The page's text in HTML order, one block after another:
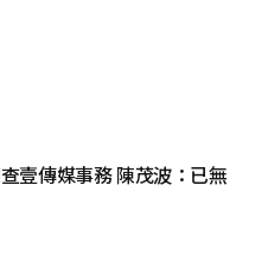
壹傳媒事務 陳茂波：已無